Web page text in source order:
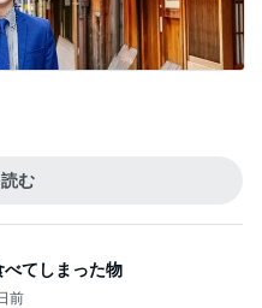
む
てしまった物
前